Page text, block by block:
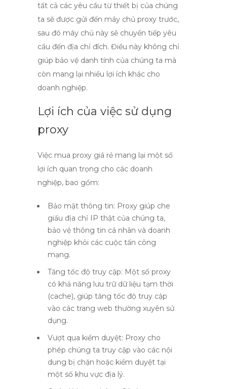
tất cả các yêu cầu từ thiết bị của chúng
ta sẽ được gửi đến máy chủ proxy trước,
sau đó máy chủ này sẽ chuyển tiếp yêu
cầu đến địa chỉ đích. Điều này không chỉ
giúp bảo vệ danh tính của chúng ta mà
còn mang lại nhiều lợi ích khác cho
doanh nghiệp.
Lợi ích của việc sử dụng
proxy
Việc mua proxy giá rẻ mang lại một số
lợi ích quan trọng cho các doanh
nghiệp, bao gồm:
Bảo mật thông tin: Proxy giúp che
giấu địa chỉ IP thật của chúng ta,
bảo vệ thông tin cá nhân và doanh
nghiệp khỏi các cuộc tấn công
mạng.
Tăng tốc độ truy cập: Một số proxy
có khả năng lưu trữ dữ liệu tạm thời
(cache), giúp tăng tốc độ truy cập
vào các trang web thường xuyên sử
dụng.
Vượt qua kiểm duyệt: Proxy cho
phép chúng ta truy cập vào các nội
dung bị chặn hoặc kiểm duyệt tại
một số khu vực địa lý.